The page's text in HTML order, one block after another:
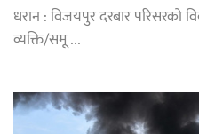
धरान : विजयपुर दरबार परिसरको
व्यक्ति/समू ...